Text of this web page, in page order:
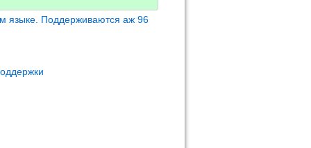
языке. Поддерживаются аж 96